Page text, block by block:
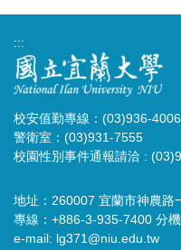
:::
校安值勤專線：(03)936-4006
警衛室：(03)931-7555
校園性別事件通報請洽 :
地址：260007 宜蘭市神農路
專線：+886-3-935-7400 分
e-mail: lg371@niu.edu.tw